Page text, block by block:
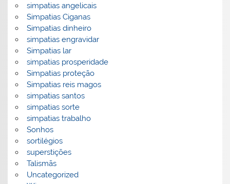
simpatias angelicais
Simpatias Ciganas
Simpatias dinheiro
simpatias engravidar
Simpatias lar
simpatias prosperidade
Simpatias proteção
Simpatias reis magos
simpatias santos
simpatias sorte
simpatias trabalho
Sonhos
sortilégios
superstições
Talismãs
Uncategorized